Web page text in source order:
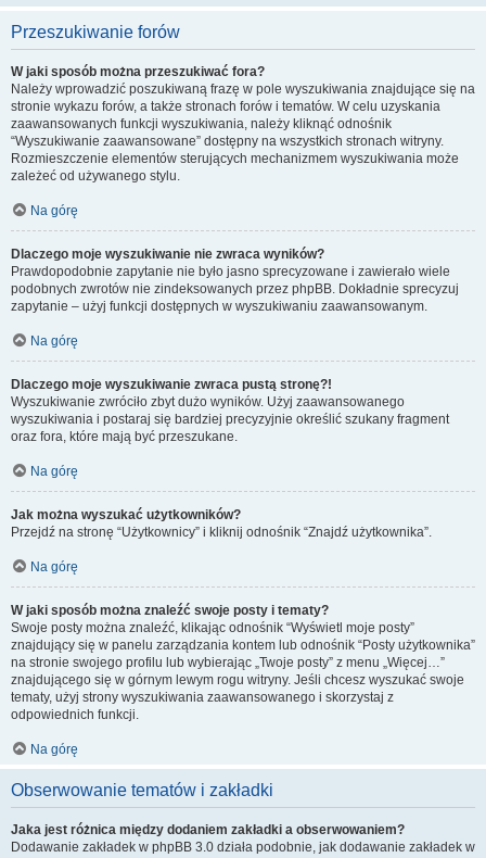
Przeszukiwanie forów
W jaki sposób można przeszukiwać fora?
Należy wprowadzić poszukiwaną frazę w pole wyszukiwania znajdujące się na
stronie wykazu forów, a także stronach forów i tematów. W celu uzyskania
zaawansowanych funkcji wyszukiwania, należy kliknąć odnośnik
“Wyszukiwanie zaawansowane” dostępny na wszystkich stronach witryny.
Rozmieszczenie elementów sterujących mechanizmem wyszukiwania może
zależeć od używanego stylu.
Na górę
Dlaczego moje wyszukiwanie nie zwraca wyników?
Prawdopodobnie zapytanie nie było jasno sprecyzowane i zawierało wiele
podobnych zwrotów nie zindeksowanych przez phpBB. Dokładnie sprecyzuj
zapytanie – użyj funkcji dostępnych w wyszukiwaniu zaawansowanym.
Na górę
Dlaczego moje wyszukiwanie zwraca pustą stronę?!
Wyszukiwanie zwróciło zbyt dużo wyników. Użyj zaawansowanego
wyszukiwania i postaraj się bardziej precyzyjnie określić szukany fragment
oraz fora, które mają być przeszukane.
Na górę
Jak można wyszukać użytkowników?
Przejdź na stronę “Użytkownicy” i kliknij odnośnik “Znajdź użytkownika”.
Na górę
W jaki sposób można znaleźć swoje posty i tematy?
Swoje posty można znaleźć, klikając odnośnik “Wyświetl moje posty”
znajdujący się w panelu zarządzania kontem lub odnośnik “Posty użytkownika”
na stronie swojego profilu lub wybierając „Twoje posty” z menu „Więcej…”
znajdującego się w górnym lewym rogu witryny. Jeśli chcesz wyszukać swoje
tematy, użyj strony wyszukiwania zaawansowanego i skorzystaj z
odpowiednich funkcji.
Na górę
Obserwowanie tematów i zakładki
Jaka jest różnica między dodaniem zakładki a obserwowaniem?
Dodawanie zakładek w phpBB 3.0 działa podobnie, jak dodawanie zakładek w